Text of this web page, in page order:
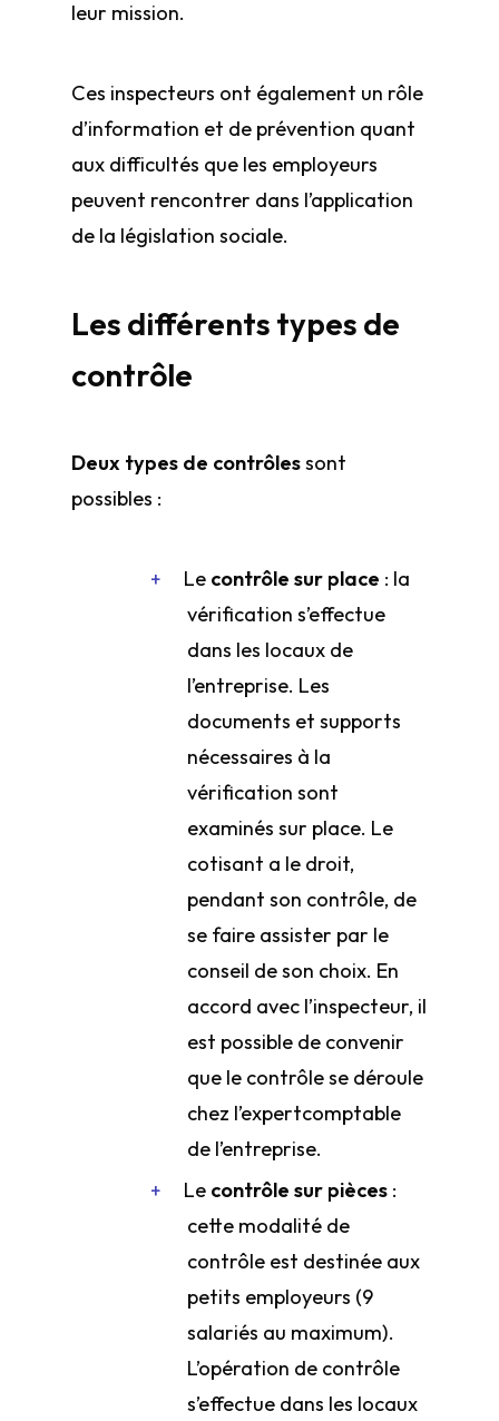
leur mission.
Ces inspecteurs ont également un rôle
d’information et de prévention quant
aux difficultés que les employeurs
peuvent rencontrer dans l’application
de la législation sociale.
Les différents types de
contrôle
Deux types de contrôlessont
possibles :
Le contrôle sur place : la
vérification s’effectue
dans les locaux de
l’entreprise. Les
documents et supports
nécessaires à la
vérification sont
examinés sur place. Le
cotisant a le droit,
pendant son contrôle, de
se faire assister par le
conseil de son choix. En
accord avec l’inspecteur, il
est possible de convenir
que le contrôle se déroule
chez l’expert­comptable
de l’entreprise.
Le contrôle sur pièces :
cette modalité de
contrôle est destinée aux
petits employeurs (9
salariés au maximum).
L’opération de contrôle
s’effectue dans les locaux